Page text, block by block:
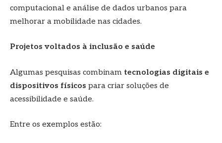
computacional e análise de dados urbanos para
melhorar a mobilidade nas cidades.
Projetos voltados à inclusão e saúde
Algumas pesquisas combinam tecnologias digitais e
dispositivos físicos para criar soluções de
acessibilidade e saúde.
Entre os exemplos estão: